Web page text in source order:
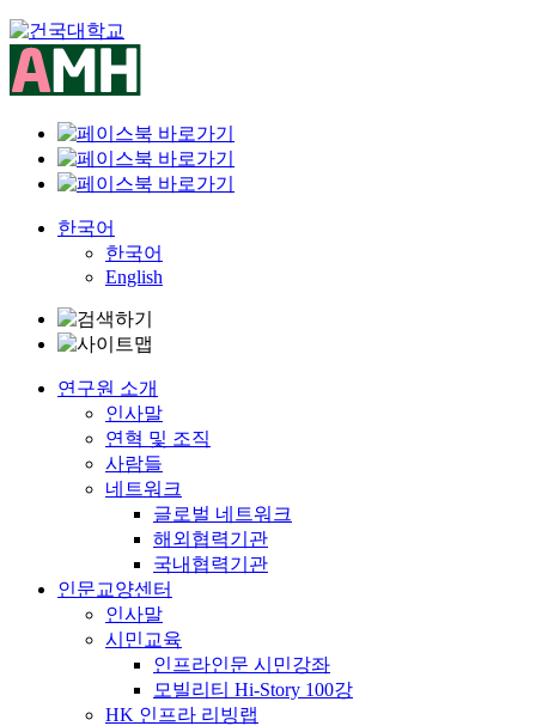
Skip
to
content
한국어
한국어
English
연구원 소개
인사말
연혁 및 조직
사람들
네트워크
글로벌 네트워크
해외협력기관
국내협력기관
인문교양센터
인사말
시민교육
인프라인문 시민강좌
모빌리티 Hi-Story 100강
HK 인프라 리빙랩